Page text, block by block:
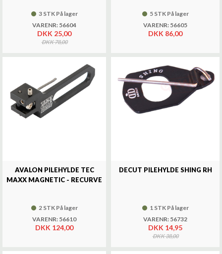
3 STK På lager
VARENR: 56604
DKK 25,00
DKK 78,00
5 STK På lager
VARENR: 56605
DKK 86,00
AVALON PILEHYLDE TEC
MAXX MAGNETIC - RECURVE
2 STK På lager
VARENR: 56610
DKK 124,00
DECUT PILEHYLDE SHING RH
1 STK På lager
VARENR: 56732
DKK 14,95
DKK 38,00